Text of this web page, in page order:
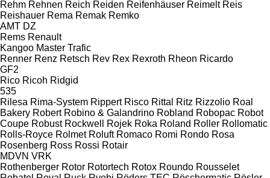
Rehm Rehnen Reich Reiden Reifenhäuser Reimelt Reis
Reishauer Rema Remak Remko
AMT DZ
Rems Renault
Kangoo Master Trafic
Renner Renz Retsch Rev Rex Rexroth Rheon Ricardo
GF2
Rico Ricoh Ridgid
535
Rilesa Rima-System Rippert Risco Rittal Ritz Rizzolio Roal
Bakery Robert Robino & Galandrino Robland Robopac Robot
Coupe Robust Rockwell Rojek Roka Roland Roller Rollomatic
Rolls-Royce Rolmet Roluft Romaco Romi Rondo Rosa
Rosenberg Ross Rossi Rotair
MDVN VRK
Rothenberger Rotor Rotortech Rotox Roundo Rousselet